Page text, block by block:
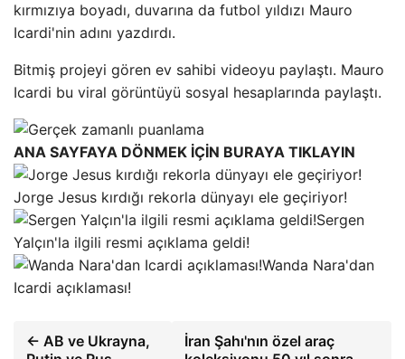
kırmızıya boyadı, duvarına da futbol yıldızı Mauro
Icardi'nin adını yazdırdı.
Bitmiş projeyi gören ev sahibi videoyu paylaştı. Mauro
Icardi bu viral görüntüyü sosyal hesaplarında paylaştı.
ANA SAYFAYA DÖNMEK İÇİN BURAYA TIKLAYIN
Jorge Jesus kırdığı rekorla dünyayı ele geçiriyor!
Sergen
Yalçın'la ilgili resmi açıklama geldi!
Wanda Nara'dan
Icardi açıklaması!
← AB ve Ukrayna,
İran Şahı'nın özel araç